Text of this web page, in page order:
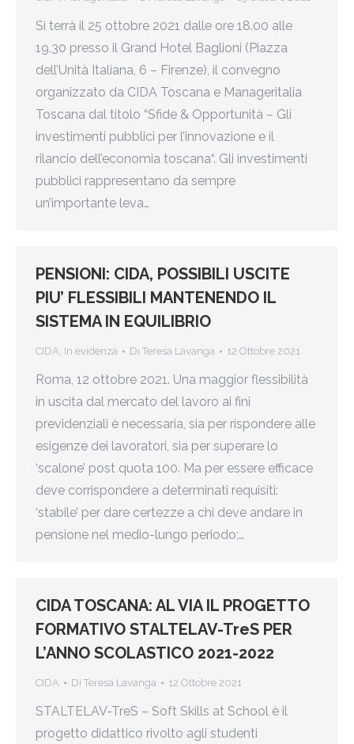
Si terrà il 25 ottobre 2021 dalle ore 18.00 alle
19.30 presso il Grand Hotel Baglioni (Piazza
dell’Unità Italiana, 6 – Firenze), il convegno
organizzato da CIDA Toscana e Manageritalia
Toscana dal titolo “Sfide & Opportunità – Gli
investimenti pubblici per l’innovazione e il
rilancio dell’economia toscana“. Gli investimenti
pubblici rappresentano da sempre
un’importante leva…
PENSIONI: CIDA, POSSIBILI USCITE
PIU’ FLESSIBILI MANTENENDO IL
SISTEMA IN EQUILIBRIO
CIDA, In evidenza Di Teresa Lavanga 12 Ottobre 2021
Roma, 12 ottobre 2021. Una maggior flessibilità
in uscita dal mercato del lavoro ai fini
previdenziali è necessaria, sia per rispondere alle
esigenze dei lavoratori, sia per superare lo
‘scalone’ post quota 100. Ma per essere efficace
deve corrispondere a determinati requisiti:
‘stabile’ per dare certezze a chi deve andare in
pensione nel medio-lungo periodo;…
CIDA TOSCANA: AL VIA IL PROGETTO
FORMATIVO STALTELAV-TreS PER
L’ANNO SCOLASTICO 2021-2022
CIDA Di Teresa Lavanga 12 Ottobre 2021
STALTELAV-TreS – Soft Skills at School è il
progetto didattico rivolto agli studenti